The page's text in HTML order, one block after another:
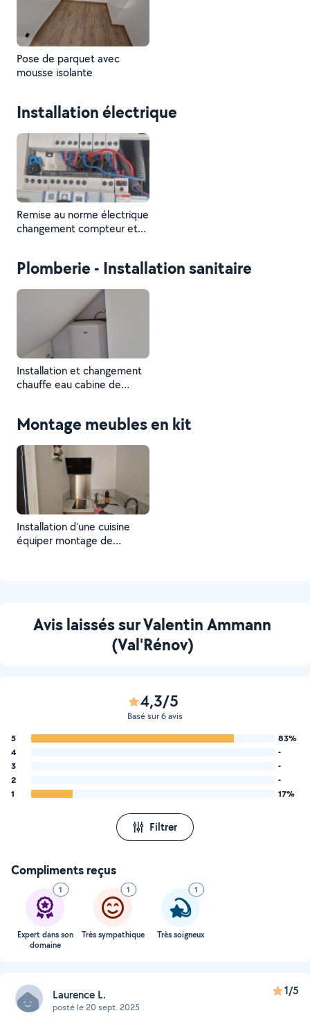
Pose de parquet avec
mousse isolante
Installation électrique
Remise au norme électrique
changement compteur et
changement balon eau
Plomberie - Installation sanitaire
Installation et changement
chauffe eau cabine de
Montage meubles en kit
Installation d'une cuisine
équiper montage de
Avis laissés sur Valentin Ammann
(Val'Rénov)
4,3/5
Basé sur 6 avis
5
83%
4
-
3
-
2
-
1
17%
Filtrer
Compliments reçus
1
Expert dans son
domaine
1
Très sympathique
1
Très soigneux
Laurence L.
posté le 20 sept. 2025
1/5